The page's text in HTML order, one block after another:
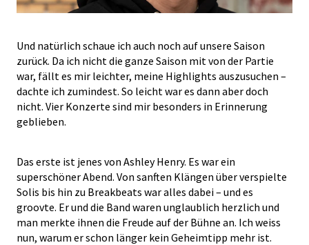
Und natürlich schaue ich auch noch auf unsere Saison
zurück. Da ich nicht die ganze Saison mit von der Partie
war, fällt es mir leichter, meine Highlights auszusuchen –
dachte ich zumindest. So leicht war es dann aber doch
nicht. Vier Konzerte sind mir besonders in Erinnerung
geblieben.
Das erste ist jenes von Ashley Henry. Es war ein
superschöner Abend. Von sanften Klängen über verspielte
Solis bis hin zu Breakbeats war alles dabei – und es
groovte. Er und die Band waren unglaublich herzlich und
man merkte ihnen die Freude auf der Bühne an. Ich weiss
nun, warum er schon länger kein Geheimtipp mehr ist.